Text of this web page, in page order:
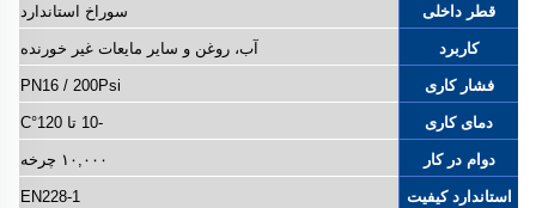
قطر داخلی سوراخ استاندارد
کاربرد آب، روغن و سایر مایعات غیر خورنده
فشار کاری PN16 / 200Psi
دمای کاری -10 تا 120°C
دوام در کار ۱۰,۰۰۰ چرخه
استاندارد کیفیت EN228-1